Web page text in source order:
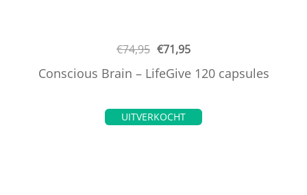
€74,95 €71,95
Conscious Brain – LifeGive 120 capsules
UITVERKOCHT